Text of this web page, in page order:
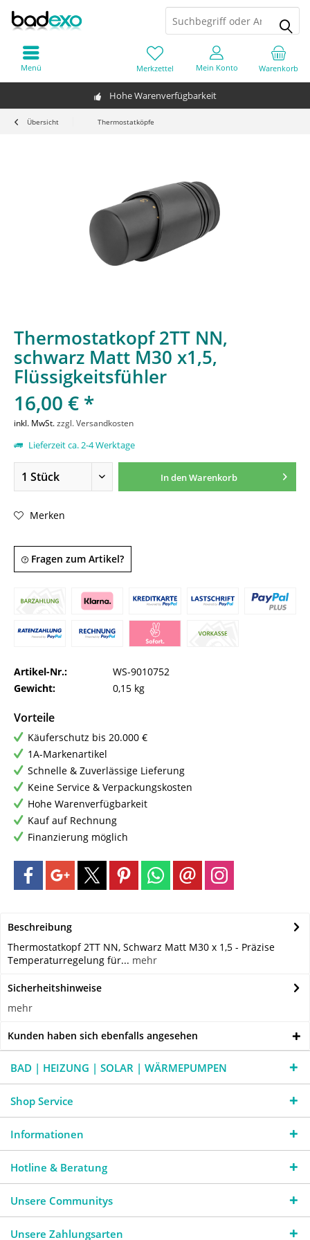
Hohe Warenverfügbarkeit
Warenkorb
Merkzettel Mein Konto
Menü
Übersicht Thermostatköpfe
Thermostatkopf 2TT NN,
schwarz Matt M30 x1,5,
Flüssigkeitsfühler
16,00 € *
inkl. MwSt.zzgl. Versandkosten
Lieferzeit ca. 2-4 Werktage
In denWarenkorb
Merken
Fragen zum Artikel?
Artikel-Nr.:
WS-9010752
Gewicht:
0,15 kg
Vorteile
Käuferschutz bis 20.000 €
1A-Markenartikel
Schnelle & Zuverlässige Lieferung
Keine Service & Verpackungskosten
Hohe Warenverfügbarkeit
Kauf auf Rechnung
Finanzierung möglich
Beschreibung
Thermostatkopf 2TT NN, Schwarz Matt M30 x 1,5 - Präzise
Temperaturregelung für... mehr
Sicherheitshinweise
mehr
Kunden haben sich ebenfalls angesehen
BAD | HEIZUNG | SOLAR | WÄRMEPUMPEN
Shop Service
Informationen
Hotline & Beratung
Unsere Communitys
Unsere Zahlungsarten